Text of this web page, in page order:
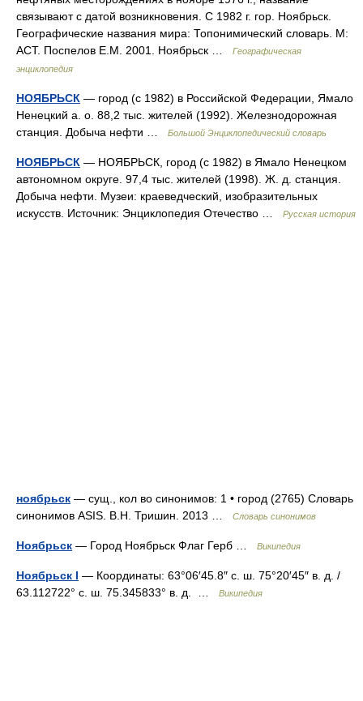
связывают с датой возникновения. С 1982 г. гор. Ноябрьск.
Географические названия мира: Топонимический словарь. М:
АСТ. Поспелов Е.М. 2001. Ноябрьск …
Географическая
энциклопедия
НОЯБРЬСК — город (с 1982) в Российской Федерации, Ямало
Ненецкий а. о. 88,2 тыс. жителей (1992). Железнодорожная
станция. Добыча нефти …
Большой Энциклопедический словарь
НОЯБРЬСК — НОЯБРЬСК, город (с 1982) в Ямало Ненецком
автономном округе. 97,4 тыс. жителей (1998). Ж. д. станция.
Добыча нефти. Музеи: краеведческий, изобразительных
искусств. Источник: Энциклопедия Отечество …
Русская история
ноябрьск — сущ., кол во синонимов: 1 • город (2765) Словарь
синонимов ASIS. В.Н. Тришин. 2013 …
Словарь синонимов
Ноябрьск — Город Ноябрьск Флаг Герб … Википедия
Ноябрьск I — Координаты: 63°06′45.8″ с. ш. 75°20′45″ в. д. /
63.112722° с. ш. 75.345833° в. д. …
Википедия